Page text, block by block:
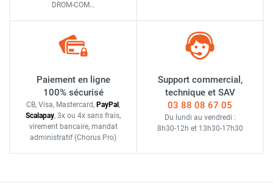
DROM-COM…
Paiement en ligne
100% sécurisé
CB, Visa, Mastercard, PayPal ,
Scalapay, 3x ou 4x sans frais,
virement bancaire, mandat
administratif (Chorus Pro)
Support commercial,
technique et SAV
03 88 08 67 05
Du lundi au vendredi :
8h30-12h et 13h30-17h30